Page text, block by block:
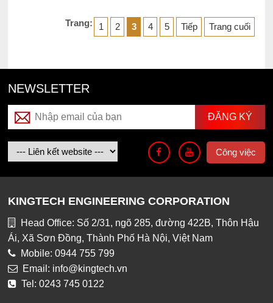
Trang: 1 2 3 4 5 Tiếp Trang cuối
NEWSLETTER
Công việc
KINGTECH ENGINEERING CORPORATION
Head Office: Số 2/31, ngõ 285, đường 422B, Thôn Hậu
Ái, Xã Sơn Đồng, Thành Phố Hà Nội, Việt Nam
Mobile: 0944 755 799
Email: info@kingtech.vn
Tel: 0243 745 0122